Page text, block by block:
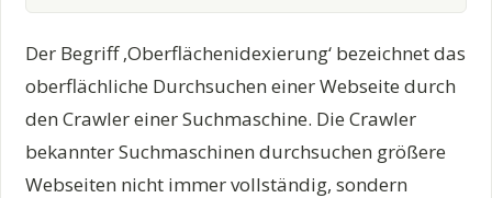
Der Begriff ‚Oberflächenidexierung‘ bezeichnet das
oberflächliche Durchsuchen einer Webseite durch
den Crawler einer Suchmaschine. Die Crawler
bekannter Suchmaschinen durchsuchen größere
Webseiten nicht immer vollständig, sondern